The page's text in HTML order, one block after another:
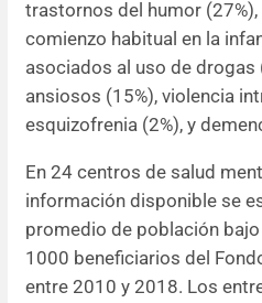
trastornos del humor
comienzo habitual en la
asociados al uso de drogas
ansiosos (15%), violencia
esquizofrenia (2%), y
En 24 centros de salud
información disponible se
promedio de población
1000 beneficiarios del
entre 2010 y 2018. Los